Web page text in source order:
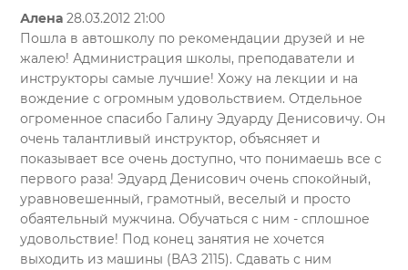
Алена 28.03.2012 21:00
Пошла в автошколу по рекомендации друзей и не
жалею! Администрация школы, преподаватели и
инструкторы самые лучшие! Хожу на лекции и на
вождение с огромным удовольствием. Отдельное
огроменное спасибо Галину Эдуарду Денисовичу. Он
очень талантливый инструктор, объясняет и
показывает все очень доступно, что понимаешь все с
первого раза! Эдуард Денисович очень спокойный,
уравновешенный, грамотный, веселый и просто
обаятельный мужчина. Обучаться с ним - сплошное
удовольствие! Под конец занятия не хочется
выходить из машины (ВАЗ 2115). Сдавать с ним